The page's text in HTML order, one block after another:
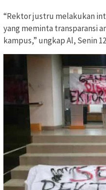
“Rektor justru melakukan
yang meminta transparansi
kampus,” ungkap Al, Senin